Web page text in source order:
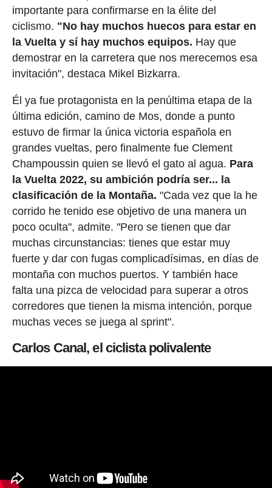
importante para confirmarse en la élite del
ciclismo. "No hay muchos huecos para estar en
la Vuelta y sí hay muchos equipos. Hay que
demostrar en la carretera que nos merecemos esa
invitación", destaca Mikel Bizkarra.
Él ya fue protagonista en la penúltima etapa de la
última edición, camino de Mos, donde a punto
estuvo de firmar la única victoria española en
grandes vueltas, pero finalmente fue Clement
Champoussin quien se llevó el gato al agua. Para
la Vuelta 2022, su ambición podría ser... la
clasificación de la Montaña. "Cada vez que la he
corrido he tenido ese objetivo de una manera un
poco oculta", admite. "Pero se tienen que dar
muchas circunstancias: tienes que estar muy
fuerte y dar con fugas complicadísimas, en días de
montaña con muchos puertos. Y también hace
falta una pizca de velocidad para superar a otros
corredores que tienen la misma intención, porque
muchas veces se juega al sprint".
Carlos Canal, el ciclista polivalente